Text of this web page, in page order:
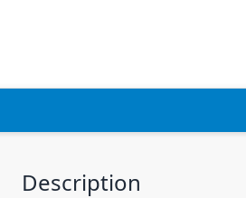
Description